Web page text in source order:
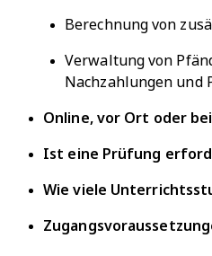
Berechnung von
Verwaltung von
Nachzahlungen und
Online, vor Ort oder
Ist eine Prüfung
Wie viele